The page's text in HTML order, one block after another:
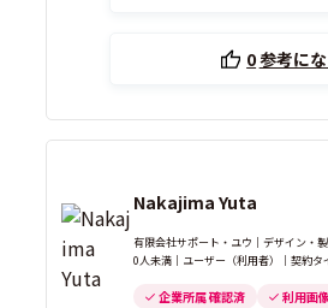
0参考に
Nakajima Yuta
有限会社サポート・ユウ｜デザイン・
0人未満｜ユーザー（利用者）｜契約タ
企業所属 確認済 利用画